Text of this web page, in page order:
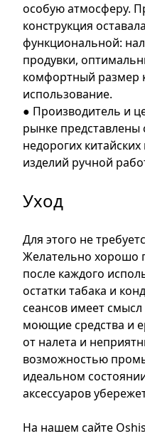
особую атмосферу.
конструкция
функциональной:
продувки,
комфортный размер
использование.
● Производитель и
рынке
недорогих
изделий ручной
Уход
Для этого не
Желательно хорошо
после каждого
остатки табака и
сеансов имеет
моющие средства и
от налета и
возможностью
идеальном
аксессуаров
На нашем сайте